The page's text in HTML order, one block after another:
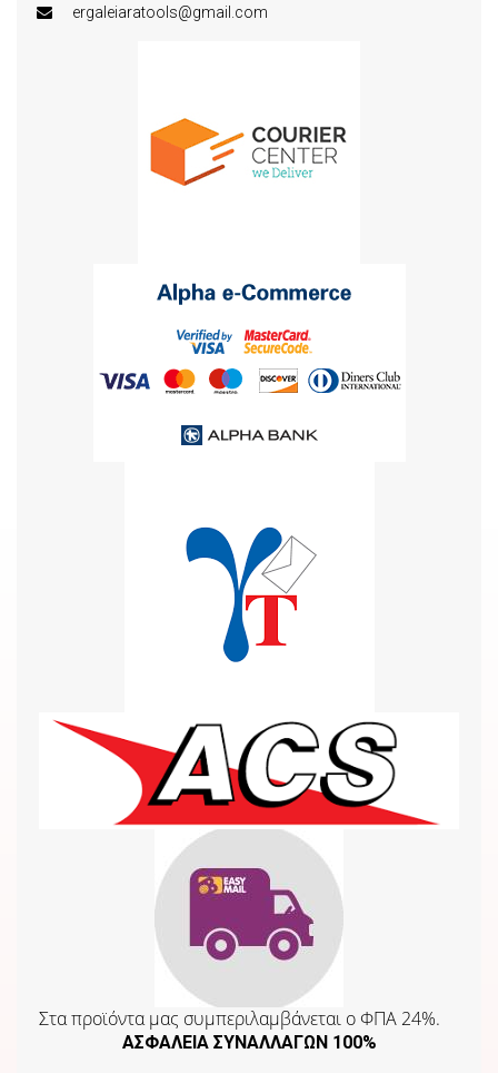
ergaleiaratools@gmail.com
Στα προϊόντα μας συμπεριλαμβάνεται o ΦΠΑ 24%.
ΑΣΦΑΛΕΙΑ ΣΥΝΑΛΛΑΓΩΝ 100%